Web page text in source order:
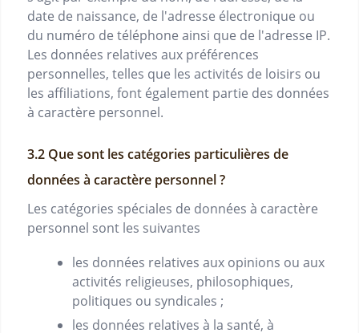
date de naissance, de l'adresse électronique ou
du numéro de téléphone ainsi que de l'adresse IP.
Les données relatives aux préférences
personnelles, telles que les activités de loisirs ou
les affiliations, font également partie des données
à caractère personnel.
Que sont les catégories particulières de
données à caractère personnel ?
Les catégories spéciales de données à caractère
personnel sont les suivantes
les données relatives aux opinions ou aux
activités religieuses, philosophiques,
politiques ou syndicales ;
les données relatives à la santé, à